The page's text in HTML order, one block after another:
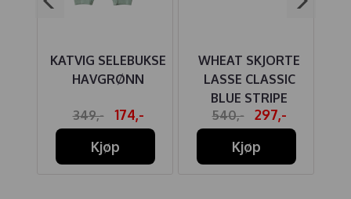
KATVIG SELEBUKSE
HAVGRØNN
349,-
174,-
Kjøp
WHEAT SKJORTE
LASSE CLASSIC
BLUE STRIPE
540,-
297,-
Kjøp